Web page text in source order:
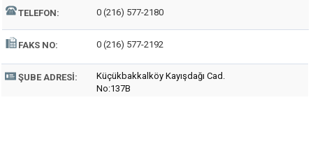
TELEFON: 0 (216) 577-2180
FAKS NO: 0 (216) 577-2192
ŞUBE ADRESI:
Küçükbakkalköy Kayışdağı Cad.
No:137B